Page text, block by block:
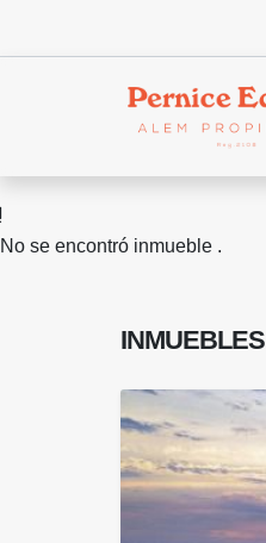
No se encontró inmueble .
INMUEBLES